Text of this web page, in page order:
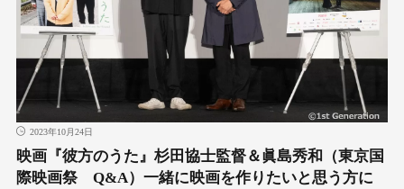
2023年10月24日
映画『彼方のうた』杉田協士監督＆眞島秀和（東京国
際映画祭 Q&A）一緒に映画を作りたいと思う方に